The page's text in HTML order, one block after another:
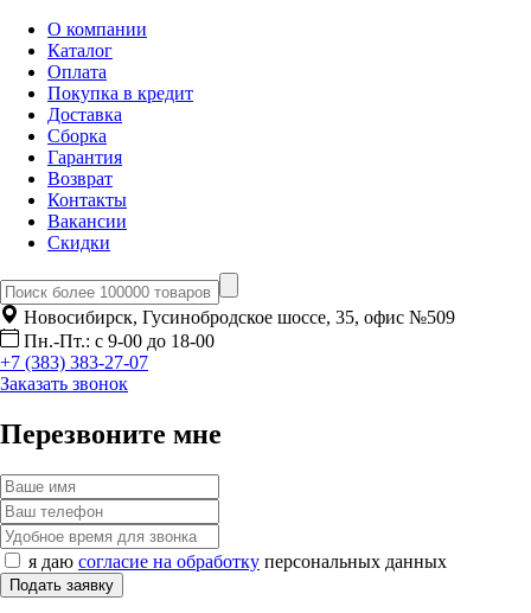
О компании
Каталог
Оплата
Покупка в кредит
Доставка
Сборка
Гарантия
Возврат
Контакты
Вакансии
Скидки
Новосибирск, Гусинобродское шоссе, 35, офис №509
Пн.-Пт.: с 9-00 до 18-00
+7 (383) 383-27-07
Заказать звонок
Перезвоните мне
я даю согласие на обработку персональных данных